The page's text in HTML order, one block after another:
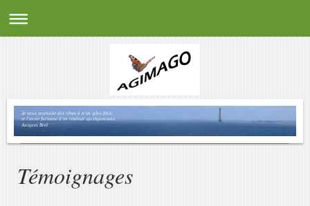
Je vous souhaite des rêves à n'en plus finir,
et l'envie furieuse d'en réaliser quelques-uns.
Jacques Brel
Témoignages